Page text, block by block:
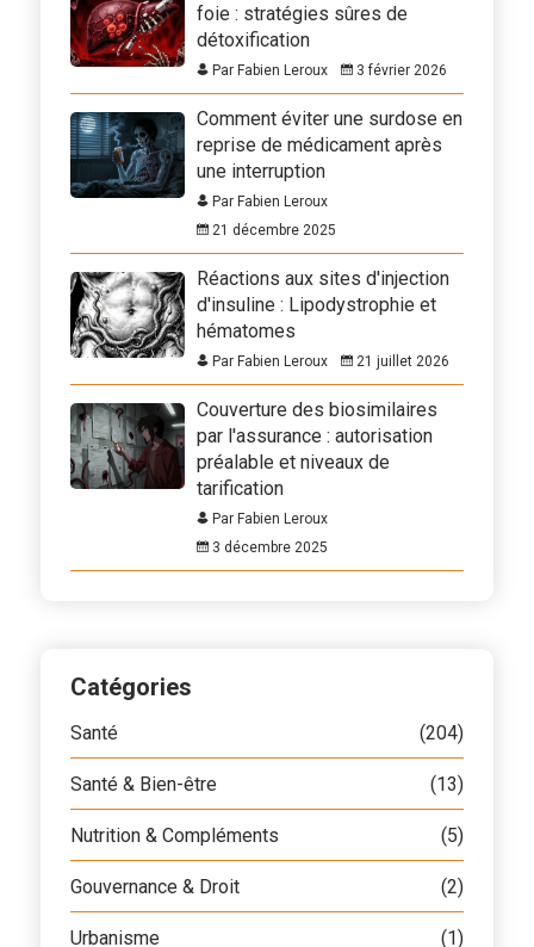
foie : stratégies sûres de
détoxification
Par Fabien Leroux 3 février 2026
Comment éviter une surdose en
reprise de médicament après
une interruption
Par Fabien Leroux
21 décembre 2025
Réactions aux sites d'injection
d'insuline : Lipodystrophie et
hématomes
Par Fabien Leroux 21 juillet 2026
Couverture des biosimilaires
par l'assurance : autorisation
préalable et niveaux de
tarification
Par Fabien Leroux
3 décembre 2025
Catégories
Santé (204)
Santé & Bien-être (13)
Nutrition & Compléments (5)
Gouvernance & Droit (2)
Urbanisme (1)